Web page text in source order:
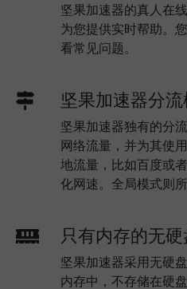
坚果加速器的真人在
为您提供实时帮助。
看常见问题。
坚果加速器分
坚果加速器独有的分
网络流量，并为其使
地流量，比如百度或
化网速。全局模式则
只有内存的无
坚果加速器采用无硬
内存中，不存储在硬